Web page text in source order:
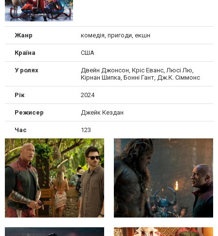
Жанр комедія, пригоди, екшн
Країна США
У ролях
Двейн Джонсон, Кріс Еванс, Люсі Лю,
Кірнан Шипка, Бонні Гант, Дж.К. Сіммонс
Рік 2024
Режисер Джейк Кездан
Час 123